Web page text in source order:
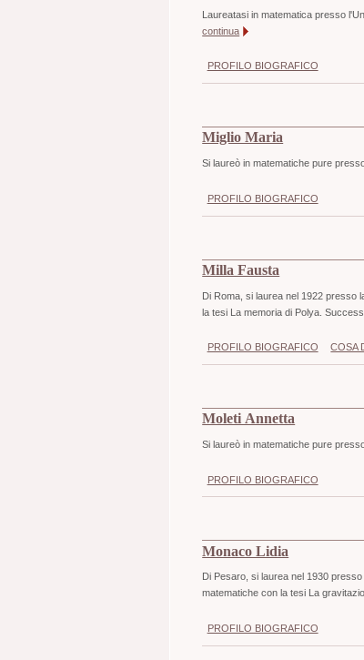
Laureatasi in matematica presso
continua
PROFILO BIOGRAFICO
Miglio Maria
Si laureò in matematiche pure
PROFILO BIOGRAFICO
Milla Fausta
Di Roma, si laurea nel 1922 presso
la tesi La memoria di Polya.
PROFILO BIOGRAFICO COSA
Moleti Annetta
Si laureò in matematiche pure
PROFILO BIOGRAFICO
Monaco Lidia
Di Pesaro, si laurea nel 1930
matematiche con la tesi La
PROFILO BIOGRAFICO